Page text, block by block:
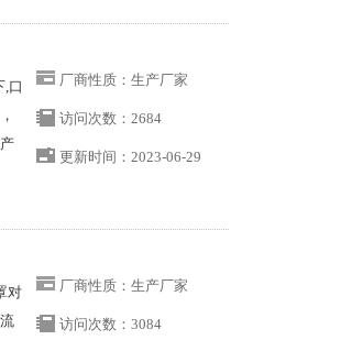
,口
厂商性质：生产厂家
访问次数：2684
更新时间：2023-06-29
对
厂商性质：生产厂家
访问次数：3084